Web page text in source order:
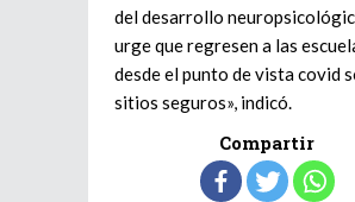
del desarrollo
urge que regresen a las
desde el punto de vista covid
sitios seguros», indicó.
Compartir